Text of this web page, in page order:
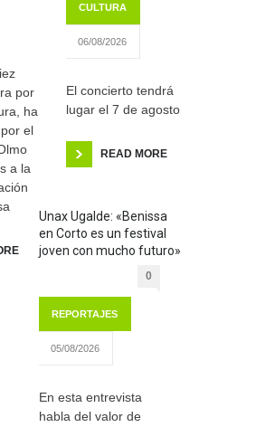
por
ha
el
a la
CULTURA
06/08/2026
El concierto tendrá
lugar el 7 de agosto
READ MORE
Unax Ugalde: «Benissa
en Corto es un festival
joven con mucho futuro»
0
REPORTAJES
05/08/2026
En esta entrevista
habla del valor de